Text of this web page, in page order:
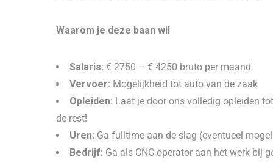
Waarom je deze baan wil
Salaris: € 2750 – € 4250 bruto per maand
Vervoer: Mogelijkheid tot auto van de zaak
Opleiden: Laat je door ons volledig opleiden
de rest!
Uren: Ga fulltime aan de slag (eventueel
Bedrijf: Ga als CNC operator aan het werk bij